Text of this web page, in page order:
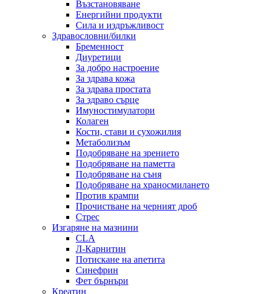
Възстановяване
Енергийни продукти
Сила и издръжливост
Здравословни/билки
Бременност
Диуретици
За добро настроение
За здрава кожа
За здрава простата
За здраво сърце
Имуностимулатори
Колаген
Кости, стави и сухожилия
Метаболизъм
Подобряване на зрението
Подобряване на паметта
Подобряване на съня
Подобряване на храносмилането
Против крампи
Прочистване на черният дроб
Стрес
Изгаряне на мазнини
CLA
Л-Карнитин
Потискане на апетита
Синефрин
Фет бърнъри
Креатин